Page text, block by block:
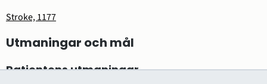
Stroke, 1177
Utmaningar och mål
Patientens utmaningar